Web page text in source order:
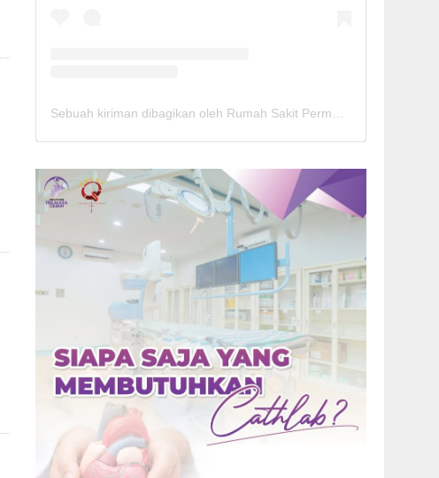
Sebuah kiriman dibagikan oleh Rumah Sakit Permata Cirebon (@rspermatacirebon)